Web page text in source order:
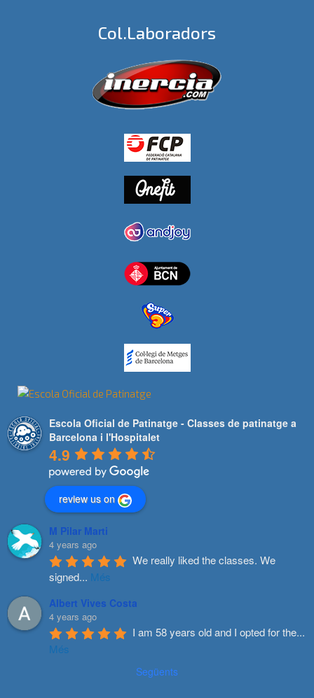
Col.laboradors
Escola Oficial de Patinatge - Classes de patinatge a
Barcelona i l'Hospitalet
4.9
review us on
M Pilar Marti
4 years ago
We really liked the classes. We
signed... Més
Albert Vives Costa
4 years ago
I am 58 years old and I opted for the...
Més
Següents